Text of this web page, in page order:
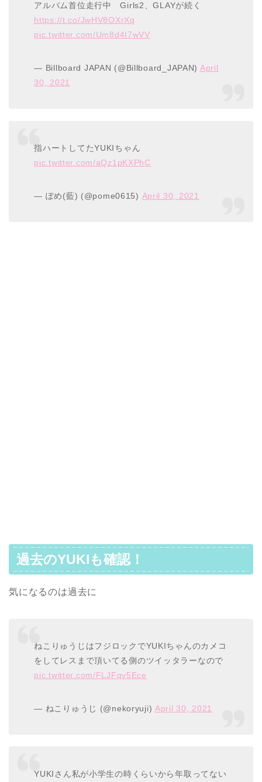
アルバム首位走行中 Girls2、GLAYが続く
https://t.co/JwHV8OXrXq
pic.twitter.com/Um8d4I7wVV
— Billboard JAPAN (@Billboard_JAPAN) April
30, 2021
指ハートしてたYUKIちゃん
pic.twitter.com/aQz1pKXPhC
— ぽめ(藍) (@pome0615) April 30, 2021
過去のYUKIも確認！
気になるのは過去に
ねこりゅうじはフジロックでYUKIちゃんのカメコ
をしてレスまで頂いてる側のツイッタラーなので
pic.twitter.com/FLJFqv5Ece
— ねこりゅうじ (@nekoryuji)April 30, 2021
YUKIさん私が小学生の時くらいから年取ってない